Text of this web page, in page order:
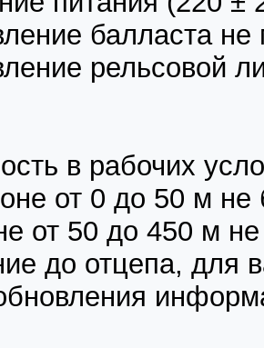
балласта
рельсовой
в рабочих
от 0 до 50 м
от 50 до 450 м
до отцепа, для